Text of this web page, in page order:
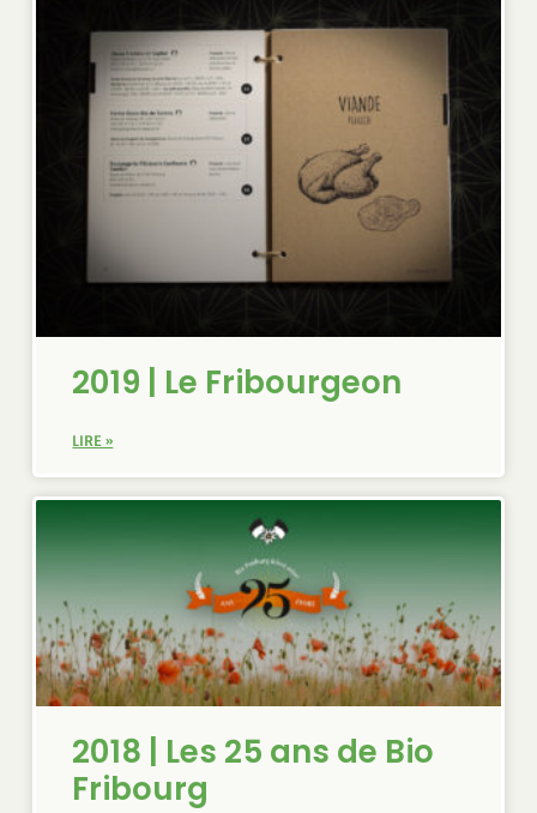
2019 | Le Fribourgeon
LIRE »
2018 | Les 25 ans de Bio
Fribourg